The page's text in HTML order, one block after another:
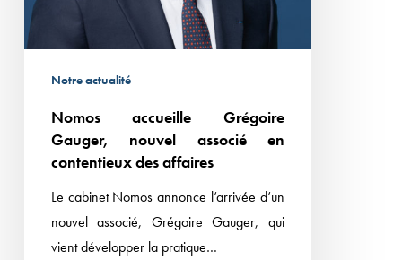
Notre actualité
Nomos accueille Grégoire
Gauger, nouvel associé en
contentieux des affaires
Le cabinet Nomos annonce l’arrivée d’un
nouvel associé, Grégoire Gauger, qui
vient développer la pratique…